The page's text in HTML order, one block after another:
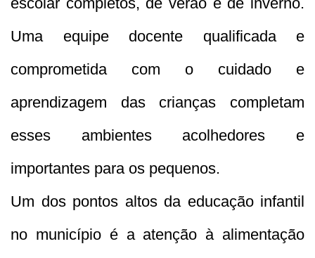
Uma equipe docente qualificada e
comprometida com o cuidado e
aprendizagem das crianças completam
esses ambientes acolhedores e
importantes para os pequenos.
Um dos pontos altos da educação infantil
no município é a atenção à alimentação